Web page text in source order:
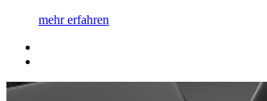
mehr erfahren